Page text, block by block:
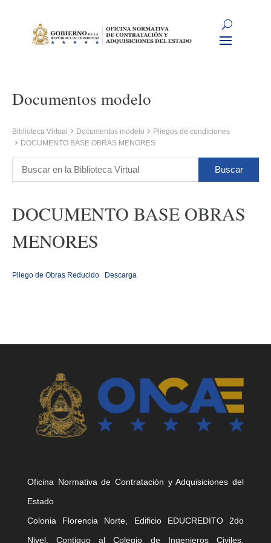
Documentos modelo
Biblioteca Virtual Documentos modelo
Pliegos de condiciones
DOCUMENTO BASE OBRAS MENORES
DOCUMENTO BASE OBRAS
MENORES
Pliego de Obras Reducido Descarga
Oficina Normativa de Contratación y Adquisiciones del
Estado
Colonia Florencia Norte, Edificio EDUCREDITO 2do
Nivel, Contiguo al Colegio de Ingenieros Civiles,